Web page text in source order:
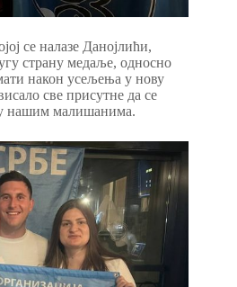
се налазе Данојлићи,
страну медаље, односно
након усељења у нову
све присутне да се
нашим малишанима.